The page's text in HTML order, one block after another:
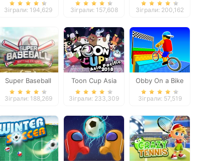
Зіграли: 194,629
Baahmy Golf
Зіграли: 157,608 Зіграли: 200,162
Super Baseball
Зіграли: 188,269
Toon Cup Asia
Pacific 2018
Зіграли: 233,309
Obby On a Bike
Зіграли: 57,519